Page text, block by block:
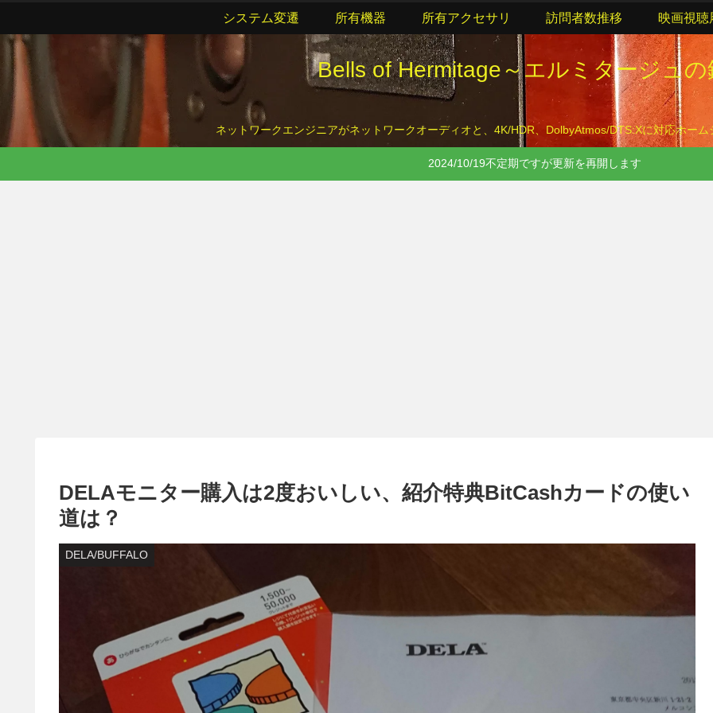
Bells of Hermitage～エルミタージュの
ネットワークエンジニアがネットワークオーディオと、4K/HDR、DolbyAtmos/DTS:Xに対応ホーム
システム変遷 所有機器 所有アクセサリ 訪問者数推移 映画視聴
2024/10/19不定期ですが更新を再開します
DELAモニター購入は2度おいしい、紹介特典BitCashカードの使い
道は？
DELA/BUFFALO